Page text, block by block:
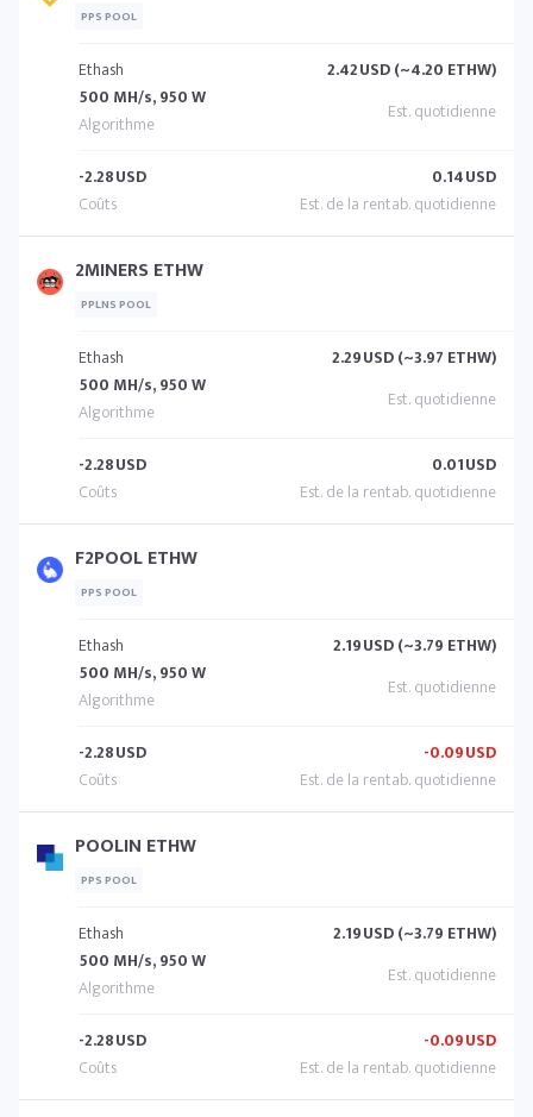
PPS POOL
Ethash
500 MH/s, 950 W
2.42USD (~4.20 ETHW)
-2.28USD 0.14USD
2MINERS ETHW
PPLNS POOL
Ethash
500 MH/s, 950 W
2.29USD (~3.97 ETHW)
-2.28USD 0.01USD
F2POOL ETHW
PPS POOL
Ethash
500 MH/s, 950 W
2.19USD (~3.79 ETHW)
-2.28USD -0.09USD
POOLIN ETHW
PPS POOL
Ethash
500 MH/s, 950 W
2.19USD (~3.79 ETHW)
-2.28USD -0.09USD